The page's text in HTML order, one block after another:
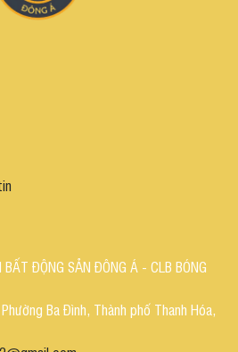
ĐỘNG SẢN ĐÔNG Á - CLB BÓNG
Ba Đình, Thành phố Thanh Hóa,